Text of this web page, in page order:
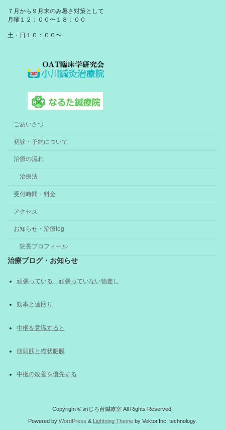
７月から９月末のみ暑さ対策として
月曜１２：００〜１８：００
土・日１０：００〜
ごあいさつ
初診・予約について
治療の流れ
治療法
受付時間・料金
アクセス
お知らせ・治療log
院長プロフィール
治療ブログ・お知らせ
頑張っている、頑張っていない物差し
効率と遠回り
中枢を意識すると
側頭筋と帽状腱膜
中枢の改善を優先する
Copyright © めじろ台鍼療室 All Rights Reserved.
Powered by WordPress & Lightning Theme by Vektor,Inc. technology.